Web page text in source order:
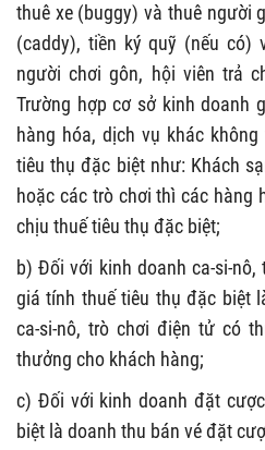
thuê xe (buggy) và thuê người
(caddy), tiền ký quỹ (nếu có)
người chơi gôn, hội viên trả
Trường hợp cơ sở kinh doanh
hàng hóa, dịch vụ khác
tiêu thụ đặc biệt như: Khách
hoặc các trò chơi thì các hàng
chịu thuế tiêu thụ đặc biệt;
b) Đối với kinh doanh ca-si-
giá tính thuế tiêu thụ đặc biệt
ca-si-nô, trò chơi điện tử có
thưởng cho khách hàng;
c) Đối với kinh doanh đặt
biệt là doanh thu bán vé đặt